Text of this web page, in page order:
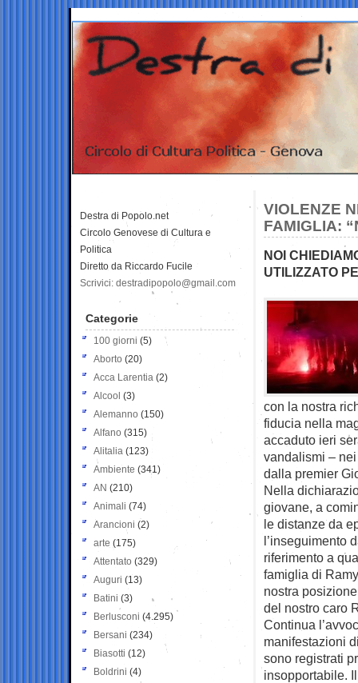
VIOLENZE
FAMIGLIA:
NOI
UTILIZZATO
con la nostra
fiducia nella
accaduto ieri
vandalismi –
dalla premier
Nella
giovane, a
le distanze da
l’inseguimento
riferimento a
famiglia di
nostra
del nostro caro
Continua
manifestazioni
sono registrati
insopportabile.
Destra di Popolo.net
Circolo Genovese di Cultura e
Politica
Diretto da Riccardo Fucile
Scrivici: destradipopolo@gmail.com
Categorie
100 giorni (5)
Aborto (20)
Acca Larentia (2)
Alcool (3)
Alemanno (150)
Alfano (315)
Alitalia (123)
Ambiente (341)
AN (210)
Animali (74)
Arancioni (2)
arte (175)
Attentato (329)
Auguri (13)
Batini (3)
Berlusconi (4.295)
Bersani (234)
Biasotti (12)
Boldrini (4)